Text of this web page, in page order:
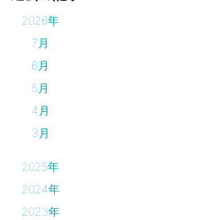
2026年
7月
6月
5月
4月
3月
2025年
2024年
2023年